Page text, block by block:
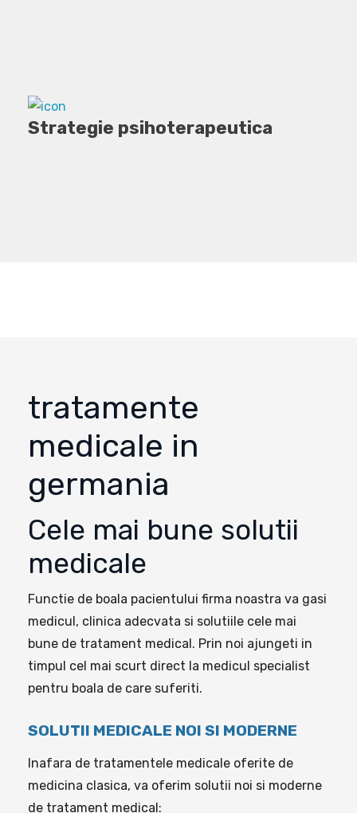
Strategie psihoterapeutica
tratamente
medicale in
germania
Cele mai bune solutii
medicale
Functie de boala pacientului firma noastra va gasi
medicul, clinica adecvata si solutiile cele mai
bune de tratament medical. Prin noi ajungeti in
timpul cel mai scurt direct la medicul specialist
pentru boala de care suferiti.
SOLUTII MEDICALE NOI SI MODERNE
Inafara de tratamentele medicale oferite de
medicina clasica, va oferim solutii noi si moderne
de tratament medical: